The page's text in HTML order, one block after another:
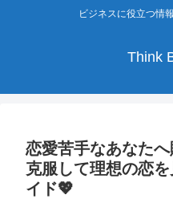
ビジネスに役立つ情
Think
恋愛苦手なあなたへ
克服して理想の恋
イド💖